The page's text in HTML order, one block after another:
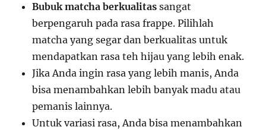
Bubuk matcha berkualitas sangat
berpengaruh pada rasa frappe. Pilihlah
matcha yang segar dan berkualitas untuk
mendapatkan rasa teh hijau yang lebih enak.
Jika Anda ingin rasa yang lebih manis, Anda
bisa menambahkan lebih banyak madu atau
pemanis lainnya.
Untuk variasi rasa, Anda bisa menambahkan